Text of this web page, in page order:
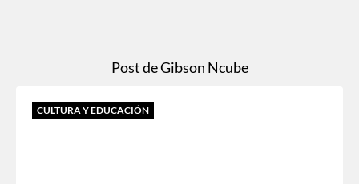
Post de Gibson Ncube
CULTURA Y EDUCACIÓN